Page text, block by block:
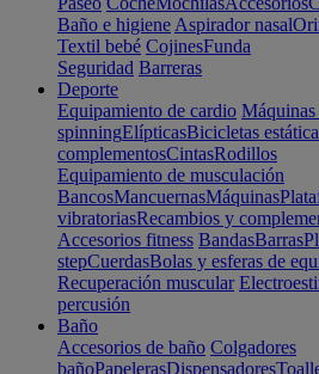
Baño e higiene Aspirador nasal
Textil bebé CojinesFunda
Seguridad Barreras
Deporte
Equipamiento de cardio
spinningElípticasBicicletas
complementosCintasRodillos
Equipamiento de musculación
BancosMancuernasMáquinas
vibratoriasRecambios y
Accesorios fitness BandasBarras
stepCuerdasBolas y esferas de
Recuperación muscular
percusión
Baño
Accesorios de baño Colgadores
bañoPapelerasDispensadores